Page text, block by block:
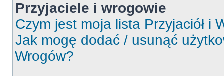
Przyjaciele i wrogowie
Czym jest moja lista Przyjaciół i
Jak mogę dodać / usunąć
Wrogów?